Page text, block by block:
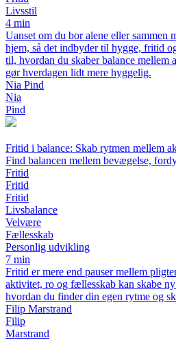
Livsstil
4 min
Uanset om du bor alene eller sammen
hjem, så det indbyder til hygge, fritid
til, hvordan du skaber balance mellem
gør hverdagen lidt mere hyggelig.
Nia Pind
Nia
Pind
Fritid i balance: Skab rytmen mellem
Find balancen mellem bevægelse,
Fritid
Fritid
Fritid
Livsbalance
Velvære
Fællesskab
Personlig udvikling
7 min
Fritid er mere end pauser mellem
aktivitet, ro og fællesskab kan skabe
hvordan du finder din egen rytme og
Filip Marstrand
Filip
Marstrand